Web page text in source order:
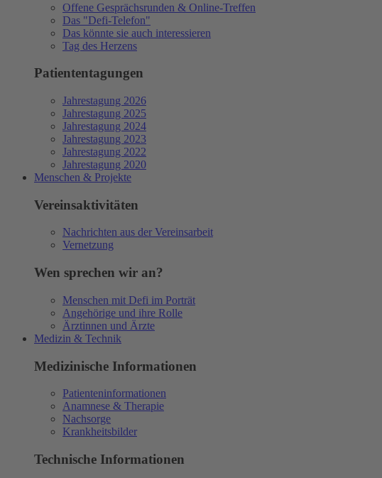
Offene Gesprächsrunden & Online-Treffen
Das "Defi-Telefon"
Das könnte sie auch interessieren
Tag des Herzens
Patiententagungen
Jahrestagung 2026
Jahrestagung 2025
Jahrestagung 2024
Jahrestagung 2023
Jahrestagung 2022
Jahrestagung 2020
Menschen & Projekte
Vereinsaktivitäten
Nachrichten aus der Vereinsarbeit
Vernetzung
Wen sprechen wir an?
Menschen mit Defi im Porträt
Angehörige und ihre Rolle
Ärztinnen und Ärzte
Medizin & Technik
Medizinische Informationen
Patienteninformationen
Anamnese & Therapie
Nachsorge
Krankheitsbilder
Technische Informationen